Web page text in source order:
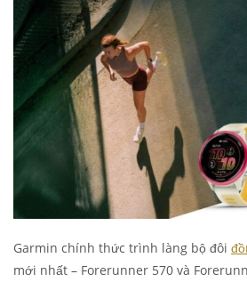
Garmin chính thức trình làng bộ đôi
mới nhất – Forerunner 570 và